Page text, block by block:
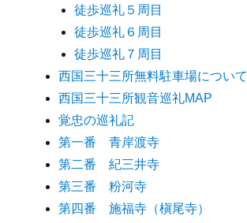
徒歩巡礼５周目
徒歩巡礼６周目
徒歩巡礼７周目
西国三十三所無料駐車場について
西国三十三所観音巡礼MAP
覚忠の巡礼記
第一番 青岸渡寺
第二番 紀三井寺
第三番 粉河寺
第四番 施福寺（槇尾寺）